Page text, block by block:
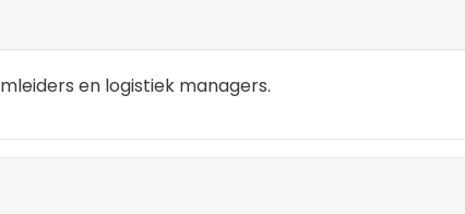
en logistiek managers.